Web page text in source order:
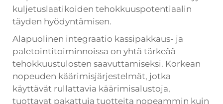
kuljetuslaatikoiden tehokkuuspotentiaalin
täyden hyödyntämisen.
Alapuolinen integraatio kassipakkaus- ja
paletointitoiminnoissa on yhtä tärkeää
tehokkuustulosten saavuttamiseksi. Korkean
nopeuden käärimisjärjestelmät, jotka
käyttävät rullattavia käärimisalustoja,
tuottavat pakattuja tuotteita nopeammin kuin